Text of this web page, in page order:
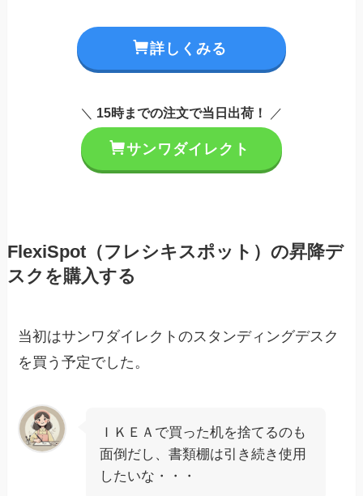
詳しくみる
＼ 15時までの注文で当日出荷！ ／
サンワダイレクト
FlexiSpot（フレシキスポット）の昇降デ
スクを購入する
当初はサンワダイレクトのスタンディングデスク
を買う予定でした。
ＩＫＥＡで買った机を捨てるのも
面倒だし、書類棚は引き続き使用
したいな・・・